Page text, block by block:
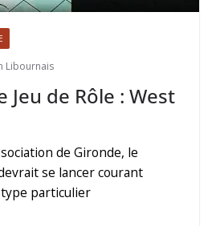
Libournais
Jeu de Rôle : West
de Gironde, le
se lancer courant
particulier